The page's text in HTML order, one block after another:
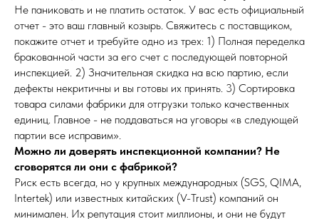
Не паниковать и не платить остаток. У вас есть официальный
отчет - это ваш главный козырь. Свяжитесь с поставщиком,
покажите отчет и требуйте одно из трех: 1) Полная переделка
бракованной части за его счет с последующей повторной
инспекцией. 2) Значительная скидка на всю партию, если
дефекты некритичны и вы готовы их принять. 3) Сортировка
товара силами фабрики для отгрузки только качественных
единиц. Главное - не поддаваться на уговоры «в следующей
партии все исправим».
Можно ли доверять инспекционной компании? Не
сговорятся ли они с фабрикой?
Риск есть всегда, но у крупных международных (SGS, QIMA,
Intertek) или известных китайских (V-Trust) компаний он
минимален. Их репутация стоит миллионы, и они не будут